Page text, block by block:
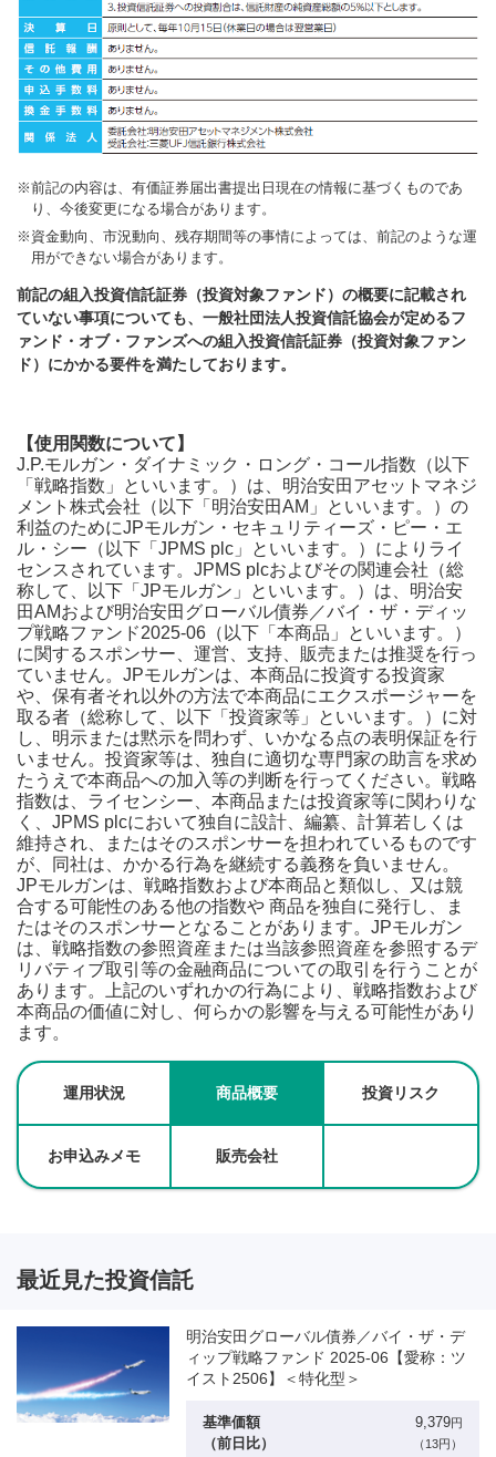
前記の内容は、有価証券届出書提出日現在の情報に基づくものであ
り、今後変更になる場合があります。
資金動向、市況動向、残存期間等の事情によっては、前記のような運
用ができない場合があります。
前記の組入投資信託証券（投資対象ファンド）の概要に記載され
ていない事項についても、一般社団法人投資信託協会が定めるフ
ァンド・オブ・ファンズへの組入投資信託証券（投資対象ファン
ド）にかかる要件を満たしております。
【使用関数について】
J.P.モルガン・ダイナミック・ロング・コール指数（以下
「戦略指数」といいます。）は、明治安田アセットマネジ
メント株式会社（以下「明治安田AM」といいます。）の
利益のためにJPモルガン・セキュリティーズ・ピー・エ
ル・シー（以下「JPMS plc」といいます。）によりライ
センスされています。JPMS plcおよびその関連会社（総
称して、以下「JPモルガン」といいます。）は、明治安
田AMおよび明治安田グローバル債券／バイ・ザ・ディッ
プ戦略ファンド2025-06（以下「本商品」といいます。）
に関するスポンサー、運営、支持、販売または推奨を行っ
ていません。JPモルガンは、本商品に投資する投資家
や、保有者それ以外の方法で本商品にエクスポージャーを
取る者（総称して、以下「投資家等」といいます。）に対
し、明示または黙示を問わず、いかなる点の表明保証を行
いません。投資家等は、独自に適切な専門家の助言を求め
たうえで本商品への加入等の判断を行ってください。戦略
指数は、ライセンシー、本商品または投資家等に関わりな
く、JPMS plcにおいて独自に設計、編纂、計算若しくは
維持され、またはそのスポンサーを担われているものです
が、同社は、かかる行為を継続する義務を負いません。
JPモルガンは、戦略指数および本商品と類似し、又は競
合する可能性のある他の指数や 商品を独自に発行し、ま
たはそのスポンサーとなることがあります。JPモルガン
は、戦略指数の参照資産または当該参照資産を参照するデ
リバティブ取引等の金融商品についての取引を行うことが
あります。上記のいずれかの行為により、戦略指数および
本商品の価値に対し、何らかの影響を与える可能性があり
ます。
運用状況 商品概要 投資リスク
お申込みメモ 販売会社
最近見た投資信託
明治安田グローバル債券／バイ・ザ・デ
ィップ戦略ファンド 2025-06【愛称：ツ
イスト2506】＜特化型＞
基準価額
（前日比）
9,379円
（13円）